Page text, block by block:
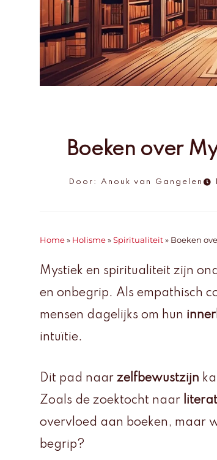
Boeken over
Door: Anouk van Gangelen
Home » Holisme » Spiritualiteit » Boeken
Mystiek en spiritualiteit zijn
en onbegrip. Als empathisch
mensen dagelijks om hun
intuïtie.
Dit pad naar zelfbewustzijn
Zoals de zoektocht naar
overvloed aan boeken, maar
begrip?